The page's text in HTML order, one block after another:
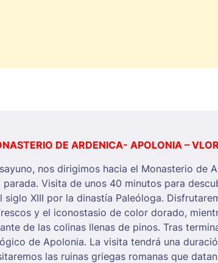
DE ARDENICA- APOLONIA –
nos dirigimos hacia el Monasterio de
parada. Visita de unos 40 minutos para
siglo XIII por la dinastía Paleóloga.
y el iconostasio de color dorado,
de las colinas llenas de pinos. Tras
de Apolonia. La visita tendrá una
las ruinas griegas romanas que